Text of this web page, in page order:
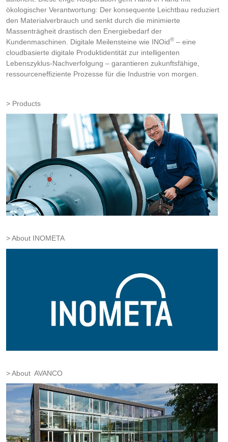
ökologischer Verantwortung: Der konsequente Leichtbau reduziert
den Materialverbrauch und senkt durch die minimierte
Massenträgheit drastisch den Energiebedarf der
Kundenmaschinen. Digitale Meilensteine wie INOid® – eine
cloudbasierte digitale Produktidentität zur intelligenten
Lebenszyklus-Nachverfolgung – garantieren zukunftsfähige,
ressourceneffiziente Prozesse für die Industrie von morgen.
Products
About INOMETA
About AVANCO